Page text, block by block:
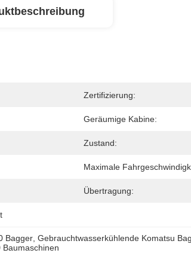
Zertifizierung:
Geräumige Kabine:
Zustand:
Maximale
Übertragung:
Bagger , Gebrauchtwasserkühlende Komatsu